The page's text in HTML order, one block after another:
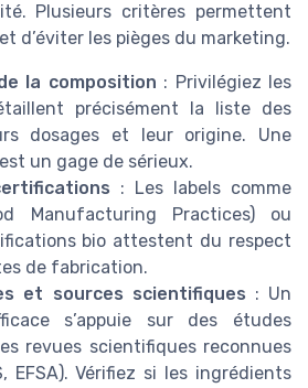
Plusieurs critères permettent
d’éviter les pièges du marketing.
la composition : Privilégiez les
précisément la liste des
dosages et leur origine. Une
un gage de sérieux.
: Les labels comme
Manufacturing Practices) ou
bio attestent du respect
de fabrication.
et sources scientifiques : Un
s’appuie sur des études
revues scientifiques reconnues
EFSA). Vérifiez si les ingrédients